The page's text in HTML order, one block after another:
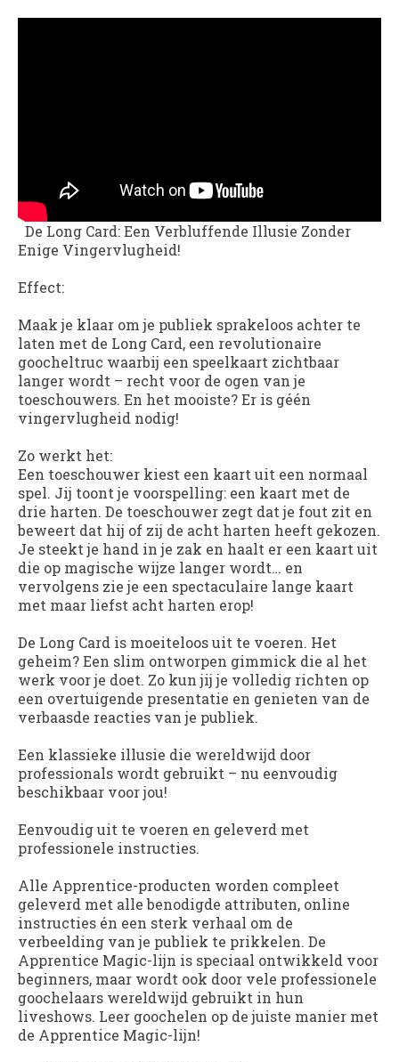
De Long Card: Een Verbluffende Illusie Zonder
Enige Vingervlugheid!
Effect:
Maak je klaar om je publiek sprakeloos achter te
laten met de Long Card, een revolutionaire
goocheltruc waarbij een speelkaart zichtbaar
langer wordt – recht voor de ogen van je
toeschouwers. En het mooiste? Er is géén
vingervlugheid nodig!
Zo werkt het:
Een toeschouwer kiest een kaart uit een normaal
spel. Jij toont je voorspelling: een kaart met de
drie harten. De toeschouwer zegt dat je fout zit en
beweert dat hij of zij de acht harten heeft gekozen.
Je steekt je hand in je zak en haalt er een kaart uit
die op magische wijze langer wordt… en
vervolgens zie je een spectaculaire lange kaart
met maar liefst acht harten erop!
De Long Card is moeiteloos uit te voeren. Het
geheim? Een slim ontworpen gimmick die al het
werk voor je doet. Zo kun jij je volledig richten op
een overtuigende presentatie en genieten van de
verbaasde reacties van je publiek.
Een klassieke illusie die wereldwijd door
professionals wordt gebruikt – nu eenvoudig
beschikbaar voor jou!
Eenvoudig uit te voeren en geleverd met
professionele instructies.
Alle Apprentice-producten worden compleet
geleverd met alle benodigde attributen, online
instructies én een sterk verhaal om de
verbeelding van je publiek te prikkelen. De
Apprentice Magic-lijn is speciaal ontwikkeld voor
beginners, maar wordt ook door vele professionele
goochelaars wereldwijd gebruikt in hun
liveshows. Leer goochelen op de juiste manier met
de Apprentice Magic-lijn!